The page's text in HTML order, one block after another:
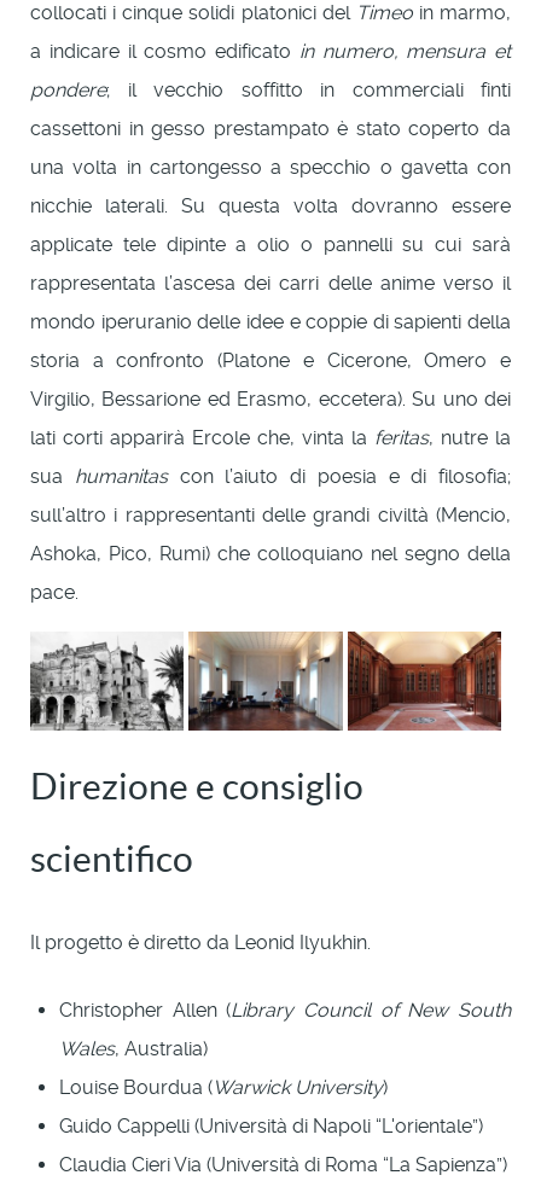
collocati i cinque solidi platonici del Timeoin marmo,
a indicare il cosmo edificato in numero, mensura et
pondere; il vecchio soffitto in commerciali finti
cassettoni in gesso prestampato è stato coperto da
una volta in cartongesso a specchio o gavetta con
nicchie laterali. Su questa volta dovranno essere
applicate tele dipinte a olio o pannelli su cui sarà
rappresentata l’ascesa dei carri delle anime verso il
mondo iperuranio delle idee e coppie di sapienti della
storia a confronto (Platone e Cicerone, Omero e
Virgilio, Bessarione ed Erasmo, eccetera). Su uno dei
lati corti apparirà Ercole che, vinta la feritas, nutre la
sua humanitascon l’aiuto di poesia e di filosofia;
sull’altro i rappresentanti delle grandi civiltà (Mencio,
Ashoka, Pico, Rumi) che colloquiano nel segno della
pace.
Direzione e consiglio
scientifico
Il progetto è diretto da Leonid Ilyukhin.
Christopher Allen (Library Council of New South
Wales, Australia)
Louise Bourdua (Warwick University)
Guido Cappelli (Università di Napoli “L'orientale”)
Claudia Cieri Via (Università di Roma “La Sapienza”)